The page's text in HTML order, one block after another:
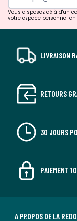
Vous disposez déjà d'un
votre espace personnel en
LIVRAISON
RETOURS
30 JOURS
PAIEMENT
A PROPOS DE LA